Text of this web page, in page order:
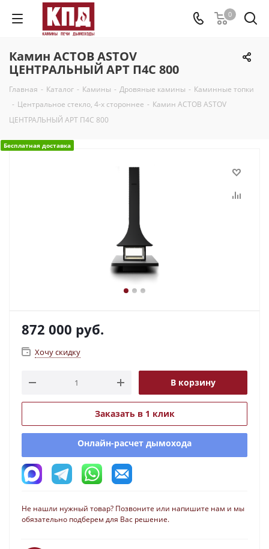
0
Камин АСТОВ ASTOV
ЦЕНТРАЛЬНЫЙ АРТ П4С 800
Главная - Каталог - Камины - Дровяные камины - Каминные топки
- Центральное стекло, 4-х стороннее - Камин АСТОВ ASTOV
ЦЕНТРАЛЬНЫЙ АРТ П4С 800
Бесплатная доставка
872 000 руб.
Хочу скидку
В корзину
Заказать в 1 клик
Онлайн-расчет дымохода
Не нашли нужный товар? Позвоните или напишите нам и мы
обязательно подберем для Вас решение.